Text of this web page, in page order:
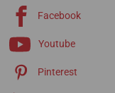
Facebook
Youtube
Pinterest